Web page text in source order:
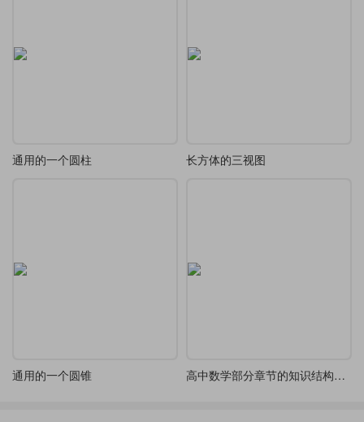
通用的一个圆柱 长方体的三视图
通用的一个圆锥 高中数学部分章节的知识结构简图